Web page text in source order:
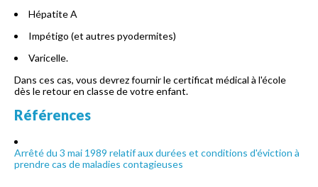
Hépatite A
Impétigo (et autres pyodermites)
Varicelle.
Dans ces cas, vous devrez fournir le certificat médical à l'école
dès le retour en classe de votre enfant.
Références
Arrêté du 3 mai 1989 relatif aux durées et conditions d'éviction à
prendre cas de maladies contagieuses